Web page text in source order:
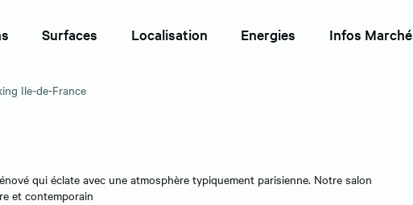
Surfaces Localisation Energies Infos Marché
Ile-de-France
qui éclate avec une atmosphère typiquement parisienne. Notre salon
et contemporain